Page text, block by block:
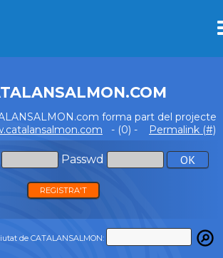
forma part del projecte
- (0) - Permalink (#)
Passwd
REGISTRA'T
de CATALANSALMON: